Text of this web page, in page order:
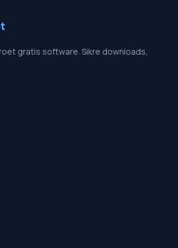
gratis software. Sikre downloads,